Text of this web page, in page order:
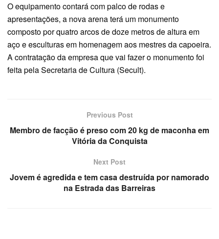
O equipamento contará com palco de rodas e
apresentações, a nova arena terá um monumento
composto por quatro arcos de doze metros de altura em
aço e esculturas em homenagem aos mestres da capoeira.
A contratação da empresa que vai fazer o monumento foi
feita pela Secretaria de Cultura (Secult).
Previous Post
Membro de facção é preso com 20 kg de maconha em
Vitória da Conquista
Next Post
Jovem é agredida e tem casa destruída por namorado
na Estrada das Barreiras